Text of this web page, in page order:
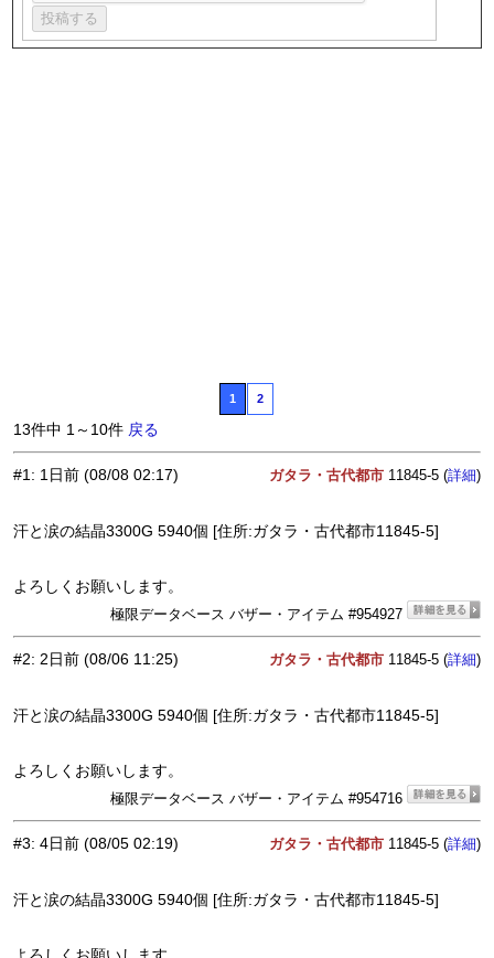
1 2
13件中 1～10件 戻る
#1: 1日前 (08/08 02:17) ガタラ・古代都市 11845-5 (詳細)
汗と涙の結晶3300G 5940個 [住所:ガタラ・古代都市11845-5]
よろしくお願いします。
極限データベース バザー・アイテム #954927
#2: 2日前 (08/06 11:25) ガタラ・古代都市 11845-5 (詳細)
汗と涙の結晶3300G 5940個 [住所:ガタラ・古代都市11845-5]
よろしくお願いします。
極限データベース バザー・アイテム #954716
#3: 4日前 (08/05 02:19) ガタラ・古代都市 11845-5 (詳細)
汗と涙の結晶3300G 5940個 [住所:ガタラ・古代都市11845-5]